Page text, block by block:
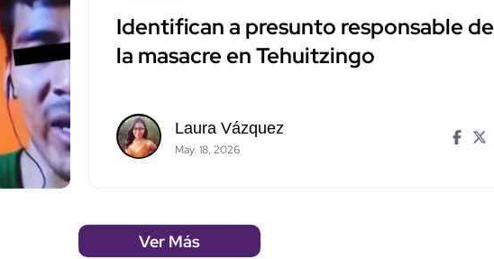
Identifican a presunto responsable de
la masacre en Tehuitzingo
Laura Vázquez
May. 18, 2026
Ver Más